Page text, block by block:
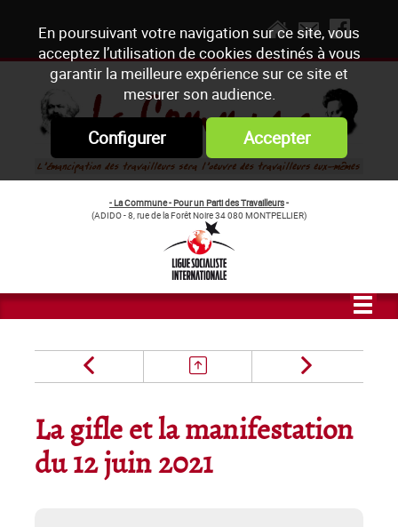
En poursuivant votre navigation sur ce site, vous
acceptez l’utilisation de cookies destinés à vous
garantir la meilleure expérience sur ce site et
mesurer son audience.
Configurer Accepter
- La Commune - Pour un Parti des Travailleurs-
(ADIDO - 8, rue de la Forêt Noire 34 080 MONTPELLIER)
La gifle et la manifestation
du 12 juin 2021